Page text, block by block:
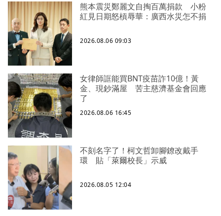
熊本震災鄭麗文自掏百萬捐款 小粉
紅見日期怒槓辱華：廣西水災怎不捐
2026.08.06 09:03
女律師誆能買BNT疫苗詐10億！黃
金、現鈔滿屋 苦主慈濟基金會回應
了
2026.08.06 16:45
不刻名字了！柯文哲卸腳鐐改戴手
環 貼「萊爾校長」示威
2026.08.05 12:04